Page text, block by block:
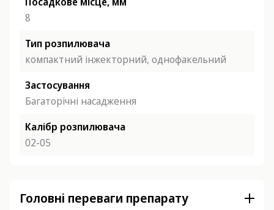
8
Тип розпилювача
компактний інжекторний, однофакельний
Застосування
Багаторічні насадження
Калібр розпилювача
02-05
Головні переваги препарату